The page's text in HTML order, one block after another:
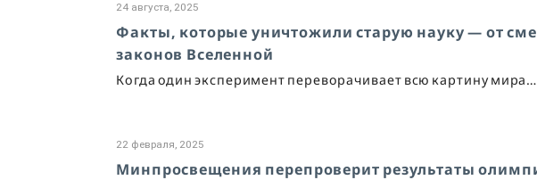
24 августа, 2025
Факты, которые уничтожили старую науку — от
законов Вселенной
Когда один эксперимент переворачивает всю картину мира…
22 февраля, 2025
Минпросвещения перепроверит результаты